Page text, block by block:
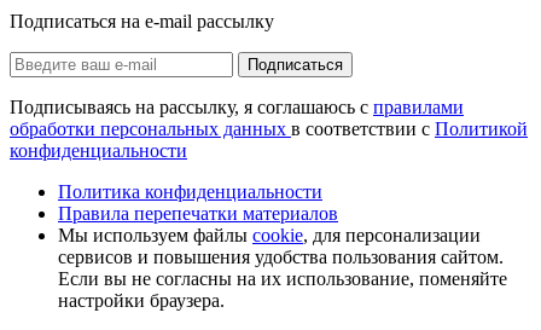
Подписаться на e-mail рассылку
Подписаться
Подписываясь на рассылку, я соглашаюсь с правилами
обработки персональных данных в соответствии с Политикой
конфиденциальности
Политика конфиденциальности
Правила перепечатки материалов
Мы используем файлы cookie, для персонализации
сервисов и повышения удобства пользования сайтом.
Если вы не согласны на их использование, поменяйте
настройки браузера.